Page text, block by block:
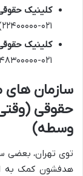
کلینیک
۰۲۱-۲۲۴۰۰۰۰۰)
کلینیک
۰۲۱-۴۸۳۰۰۰۰۰)
حقوقی
وسطه)
توی تهران، بعضی
هدفشون کمک به